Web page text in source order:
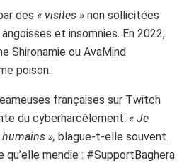
des « visites » non sollicitées
et insomnies. En 2022,
Shironamie ou AvaMind
poison.
françaises sur Twitch
du cyberharcèlement. « Je
», blague-t-elle souvent.
qu’elle mendie : #SupportBaghera